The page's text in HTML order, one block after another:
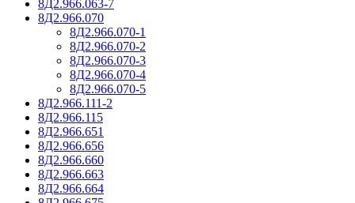
8Д2.966.063-7
8Д2.966.070
8Д2.966.070-1
8Д2.966.070-2
8Д2.966.070-3
8Д2.966.070-4
8Д2.966.070-5
8Д2.966.111-2
8Д2.966.115
8Д2.966.651
8Д2.966.656
8Д2.966.660
8Д2.966.663
8Д2.966.664